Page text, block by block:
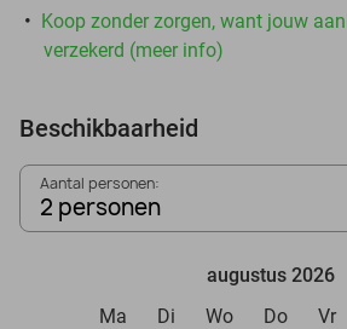
Koop zonder zorgen, want jouw
verzekerd (meer info)
Beschikbaarheid
Aantal personen:
2 personen
augustus 2026
Ma
Di Wo Do Vr